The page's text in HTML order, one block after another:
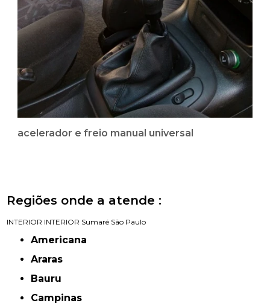
acelerador e freio manual universal
Regiões onde a atende :
INTERIOR INTERIOR Sumaré São Paulo
Americana
Araras
Bauru
Campinas